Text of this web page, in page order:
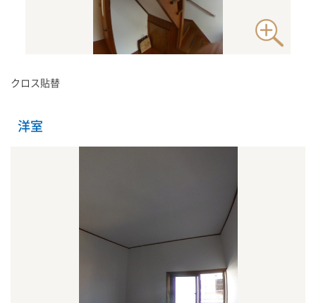
クロス貼替
洋室